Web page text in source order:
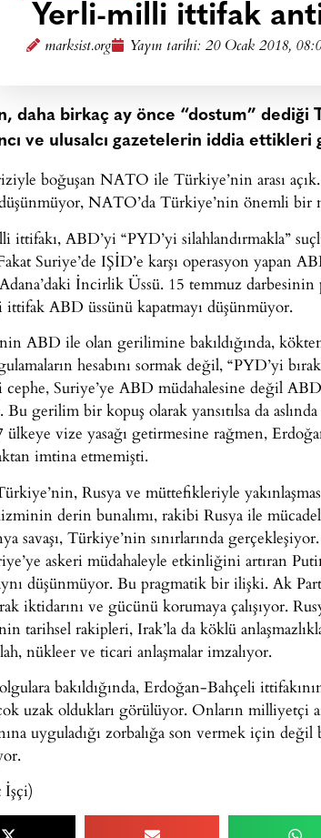
Yerli-milli ittifak
marksist.org Yayın tarihi: 20 Ocak 2018,
daha birkaç ay önce “dostum” dediği
ve ulusalcı gazetelerin iddia
boğuşan NATO ile Türkiye’nin arası
düşünmüyor, NATO’da Türkiye’nin önemli
ABD’yi “PYD’yi silahlandırmakla”
Suriye’de IŞİD’e karşı operasyon yapan
İncirlik Üssü. 15 temmuz darbesinin
ABD üssünü kapatmayı düşünmüyor.
ABD ile olan gerilimine bakıldığında,
hesabını sormak değil, “PYD’yi
Suriye’ye ABD müdahalesine değil
Bu gerilim bir kopuş olarak yansıtılsa da
vize yasağı getirmesine rağmen,
imtina etmemişti.
Rusya ve müttefikleriyle
derin bunalımı, rakibi Rusya ile
savaşı, Türkiye’nin sınırlarında
askeri müdahaleyle etkinliğini artıran
düşünmüyor. Bu pragmatik bir ilişki. Ak
iktidarını ve gücünü korumaya çalışıyor.
tarihsel rakipleri, Irak’la da köklü
nükleer ve ticari anlaşmalar imzalıyor.
bakıldığında, Erdoğan-Bahçeli
uzak oldukları görülüyor. Onların
uyguladığı zorbalığa son vermek için
İşçi)